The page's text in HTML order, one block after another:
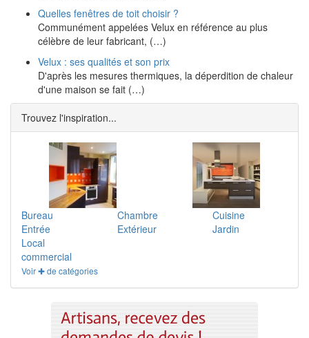
Quelles fenêtres de toit choisir ?
Communément appelées Velux en référence au plus
célèbre de leur fabricant, (…)
Velux : ses qualités et son prix
D'après les mesures thermiques, la déperdition de chaleur
d'une maison se fait (…)
Trouvez l'inspiration...
Bureau Chambre
Cuisine
Entrée
Extérieur
Jardin
Local
commercial
Voir ✚ de catégories